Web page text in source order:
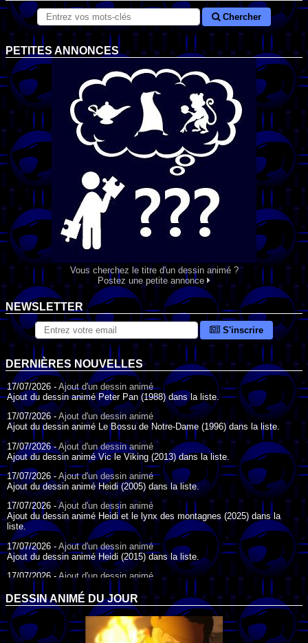
Chercher
PETITES ANNONCES
Vous cherchez le titre d'un dessin animé ?
Postez une petite annonce
NEWSLETTER
S'inscrire
DERNIÈRES NOUVELLES
17/07/2026 - Ajout d'un dessin animé
Ajout du dessin animé Peter Pan (1988) dans la liste.
17/07/2026 -Ajout d'un dessin animé
Ajout du dessin animé Le Bossu de Notre-Dame (1996) dans la liste.
17/07/2026 -Ajout d'un dessin animé
Ajout du dessin animé Vic le Viking (2013) dans la liste.
17/07/2026 - Ajout d'un dessin animé
Ajout du dessin animé Heidi (2005) dans la liste.
17/07/2026 - Ajout d'un dessin animé
Ajout du dessin animé Heidi et le lynx des montagnes (2025) dans la
liste.
17/07/2026 - Ajout d'un dessin animé
Ajout du dessin animé Heidi (2015) dans la liste.
17/07/2026 -Ajout d'un dessin animé
Ajout du dessin animé Heidi (1995) dans la liste.
09/07/2026 -Ajout d'un dessin animé
Ajout du dessin animé Genki l'Aventurier de la Chance (2006) dans la
liste.
DESSIN ANIMÉ DU JOUR